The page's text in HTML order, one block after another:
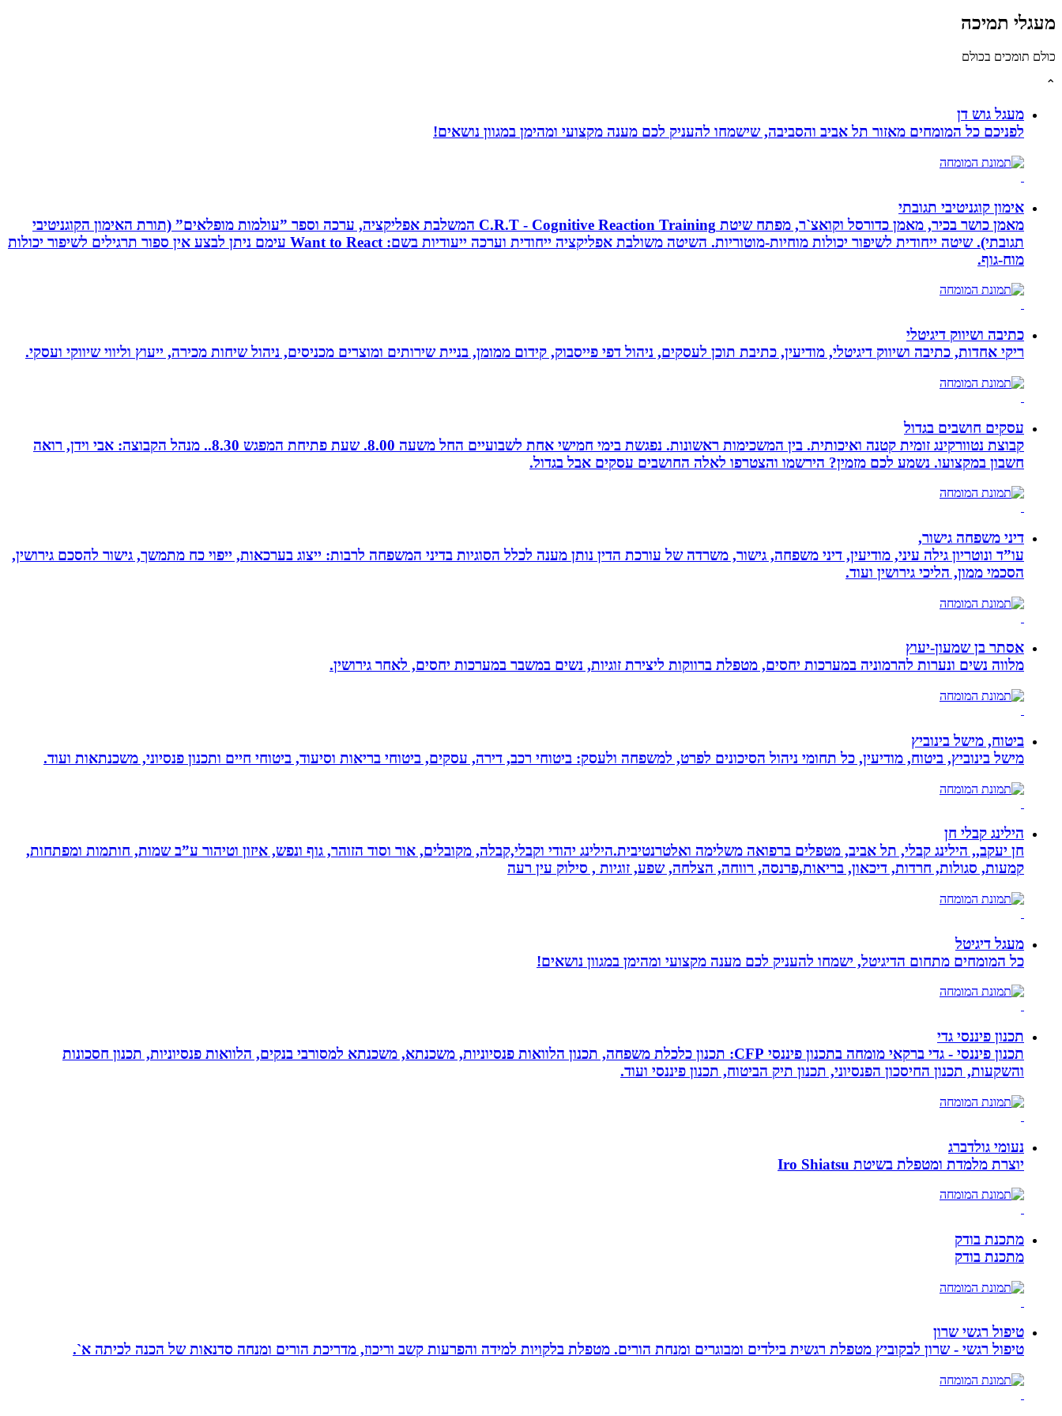
מעגלי תמיכה
כולם תומכים בכולם
⌃
מעגל גוש דן
לפניכם כל המומחים מאזור תל אביב והסביבה, שישמחו להעניק לכם מענה מקצועי ומהימן במגוון נושאים!
אימון קוגניטיבי תגובתי
מאמן כושר בכיר, מאמן כדורסל וקואצ`ר, מפתח שיטת C.R.T - Cognitive Reaction Training המשלבת אפליקציה, ערכה וספר ”עולמות מופלאים” (תורת האימון הקוגניטיבי
תגובתי). שיטה ייחודית לשיפור יכולות מוחיות-מוטוריות. השיטה משולבת אפליקציה ייחודית וערכה ייעודיות בשם: Want to React עימם ניתן לבצע אין ספור תרגילים לשיפור יכולות
מוח-גוף.
כתיבה ושיווק דיגיטלי
ריקי אחדות, כתיבה ושיווק דיגיטלי, מודיעין, כתיבת תוכן לעסקים, ניהול דפי פייסבוק, קידום ממומן, בניית שירותים ומוצרים מכניסים, ניהול שיחות מכירה, ייעוץ וליווי שיווקי ועסקי.
עסקים חושבים בגדול
קבוצת נטוורקינג זומית קטנה ואיכותית. בין המשכימות ראשונות. נפגשת בימי חמישי אחת לשבועיים החל משעה 8.00. שעת פתיחת המפגש 8.30.. מנהל הקבוצה: אבי וידן, רואה
חשבון במקצועו. נשמע לכם מזמין? הירשמו והצטרפו לאלה החושבים עסקים אבל בגדול.
דיני משפחה גישור,
עו”ד ונוטריון גילה עיני, מודיעין, דיני משפחה, גישור, משרדה של עורכת הדין נותן מענה לכלל הסוגיות בדיני המשפחה לרבות: ייצוג בערכאות, ייפוי כח מתמשך, גישור להסכם גירושין,
הסכמי ממון, הליכי גירושין ועוד.
אסתר בן שמעון-יעוץ
מלווה נשים ונערות להרמוניה במערכות יחסים, מטפלת ברווקות ליצירת זוגיות, נשים במשבר במערכות יחסים, לאחר גירושין.
ביטוח, מישל בינוביץ
מישל בינוביץ, ביטוח, מודיעין, כל תחומי ניהול הסיכונים לפרט, למשפחה ולעסק: ביטוחי רכב, דירה, עסקים, ביטוחי בריאות וסיעוד, ביטוחי חיים ותכנון פנסיוני, משכנתאות ועוד.
הילינג קבלי חן
חן יעקב,, הילינג קבלי, תל אביב, מטפלים ברפואה משלימה ואלטרנטיבית.הילינג יהודי וקבלי,קבלה, מקובלים, אור וסוד הזוהר, גוף ונפש, איזון וטיהור ע”ב שמות, חותמות ומפתחות,
קמעות, סגולות, חרדות, דיכאון, בריאות,פרנסה, רווחה, הצלחה, שפע, זוגיות , סילוק עין רעה
מעגל דיגיטל
כל המומחים מתחום הדיגיטל, ישמחו להעניק לכם מענה מקצועי ומהימן במגוון נושאים!
תכנון פיננסי גדי
תכנון פיננסי - גדי ברקאי מומחה בתכנון פיננסי CFP: תכנון כלכלת משפחה, תכנון הלוואות פנסיוניות, משכנתא, משכנתא למסורבי בנקים, הלוואות פנסיוניות, תכנון חסכונות
והשקעות, תכנון החיסכון הפנסיוני, תכנון תיק הביטוח, תכנון פיננסי ועוד.
נעומי גולדברג
יוצרת מלמדת ומטפלת בשיטת Iro Shiatsu
מתכנת בודק
מתכנת בודק
טיפול רגשי שרון
טיפול רגשי - שרון לבקוביץ מטפלת רגשית בילדים ומבוגרים ומנחת הורים. מטפלת בלקויות למידה והפרעות קשב וריכוז, מדריכת הורים ומנחה סדנאות של הכנה לכיתה א`.